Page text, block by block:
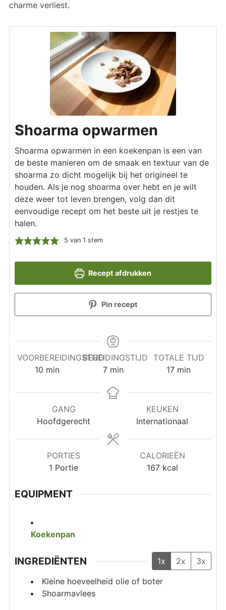
charme verliest.
Shoarma opwarmen
Shoarma opwarmen in een koekenpan is een van
de beste manieren om de smaak en textuur van de
shoarma zo dicht mogelijk bij het origineel te
houden. Als je nog shoarma over hebt en je wilt
deze weer tot leven brengen, volg dan dit
eenvoudige recept om het beste uit je restjes te
halen.
5 van 1 stem
Recept afdrukken
Pin recept
VOORBEREIDINGSTIJD
10 minuten
min
BEREIDINGSTIJD
7minuten
min
TOTALE TIJD
17minuten
min
GANG
Hoofdgerecht
KEUKEN
Internationaal
PORTIES
1 Portie
CALORIEËN
167 kcal
EQUIPMENT
Koekenpan
INGREDIËNTEN 1x 2x
3x
Kleine hoeveelheid olie of boter
Shoarmavlees